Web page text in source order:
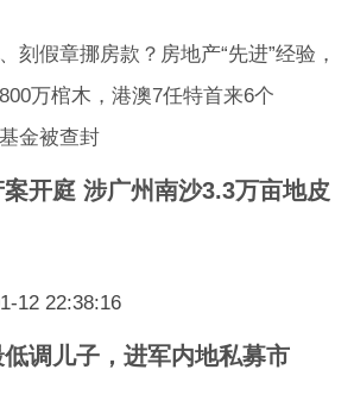
开庭 涉广州南沙3.3万亩地皮
12 22:38:16
调儿子，进军内地私募市